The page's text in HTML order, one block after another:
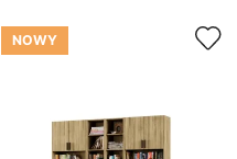
NOWY